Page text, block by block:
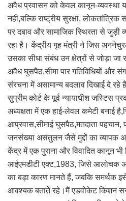
अवैध प्रवासन को केवल कानून-व्यवस्था
नहीं,बल्कि राष्ट्रीय सुरक्षा,
पर दबाव और सामाजिक स्थिरता से जुड़ी
रहा है। केंद्रीय गृह मंत्री ने जिस
उसका सीधा संबंध उन क्षेत्रों से जोड़ा जा
अवैध घुसपैठ,सीमा पार गतिविधियों और
संरचना में असामान्य बदलाव दिखाई दे रहे
सुप्रीम कोर्ट के पूर्व न्यायाधीश जस्टिस
अध्यक्षता में एक हाई-लेवल कमेटी बनाई
आप्रवास,सीमाई घुसपैठ,मतदाता पहचान,
जनसंख्या असंतुलन जैसे मुद्दों का व्यापक
केंद्र में एक पुराना और विवादित कानून भी
आईएमडीटी एक्ट,1983, जिसे आलोचक
का बड़ा कारण मानते हैं, जबकि समर्थक
आवश्यक बताते रहे।मैं एडवोकेट किशन